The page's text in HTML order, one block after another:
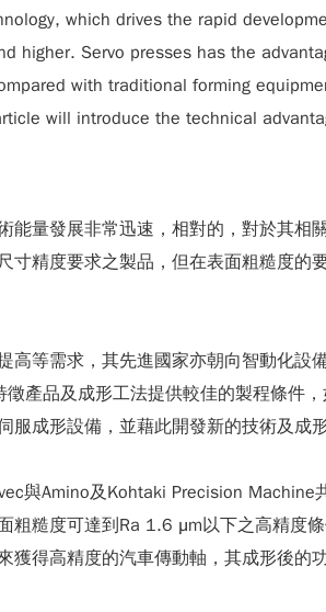
which drives the rapid
higher. Servo presses has the
with traditional forming
will introduce the technical
能量發展非常迅速，相對的，對於其
寸精度要求之製品，但在表面粗糙度
高等需求，其先進國家亦朝向智動化
產品及成形工法提供較佳的製程條件
成形設備，並藉此開發新的技術及成
與Amino及Kohtaki Precision
粗糙度可達到Ra 1.6 μm以下之高精度
得高精度的汽車傳動軸，其成形後的